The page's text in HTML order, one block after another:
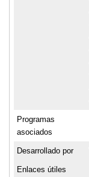
Programas
asociados
Desarrollado por
Enlaces útiles